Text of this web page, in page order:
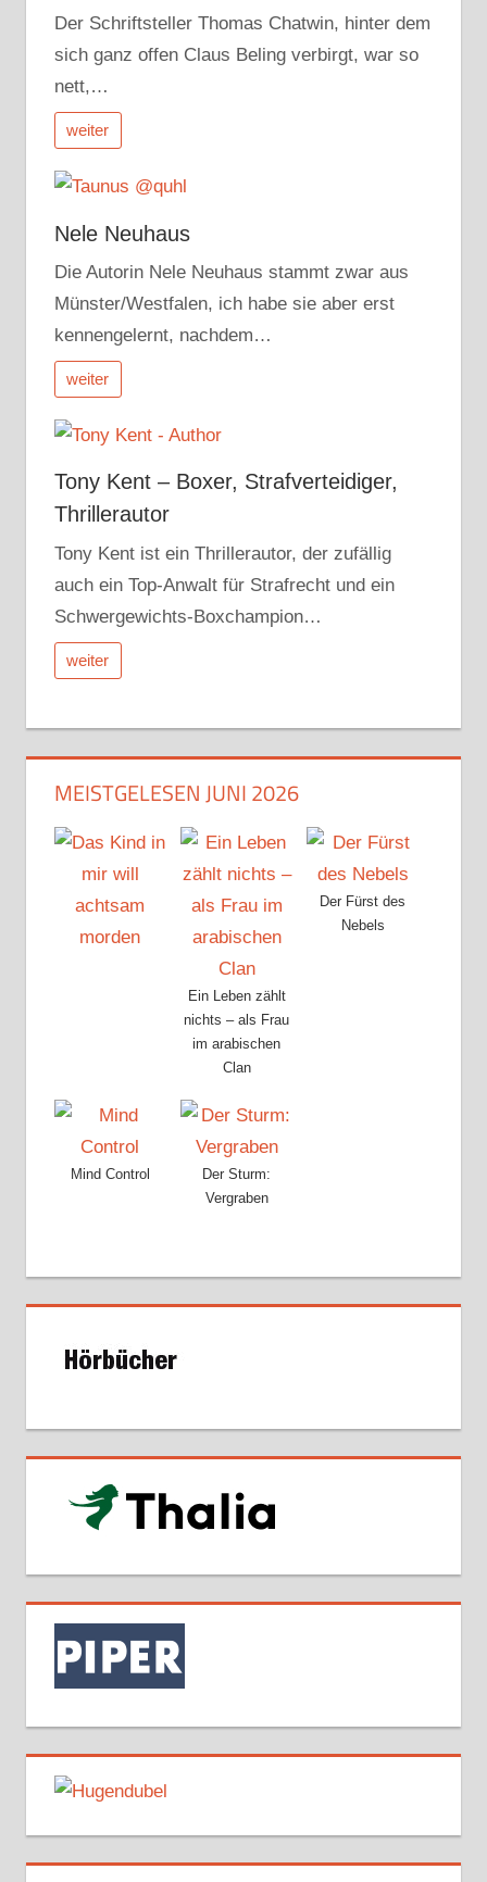
Der Schriftsteller Thomas Chatwin, hinter dem
sich ganz offen Claus Beling verbirgt, war so
nett,…
weiter
Nele Neuhaus
Die Autorin Nele Neuhaus stammt zwar aus
Münster/Westfalen, ich habe sie aber erst
kennengelernt, nachdem…
weiter
Tony Kent – Boxer, Strafverteidiger,
Thrillerautor
Tony Kent ist ein Thrillerautor, der zufällig
auch ein Top-Anwalt für Strafrecht und ein
Schwergewichts-Boxchampion…
weiter
MEISTGELESEN JUNI 2026
Ein Leben zählt
nichts – als Frau
im arabischen
Clan
Der Fürst des
Nebels
Mind Control
Der Sturm:
Vergraben